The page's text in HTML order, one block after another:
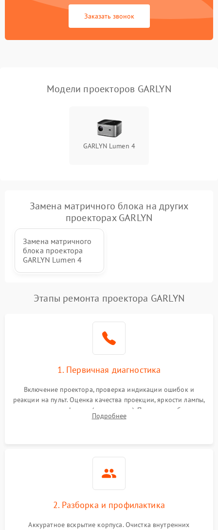
автоматическая коррекция
трапеции (Keystone)
3000 ₽ Подробнее →
Заказать звонок
Модели проекторов GARLYN
GARLYN Lumen 4
Замена матричного блока на других
проекторах GARLYN
Замена матричного
блока проектора
GARLYN Lumen 4
Этапы ремонта проектора GARLYN
1. Первичная диагностика
Включение проектора, проверка индикации ошибок и
реакции на пульт. Оценка качества проекции, яркости лампы,
наличия артефактов (точки, пятна). Проверка работы
системы охлаждения по уровню шума вентиляторов.
Подробнее
2. Разборка и профилактика
Аккуратное вскрытие корпуса. Очистка внутренних